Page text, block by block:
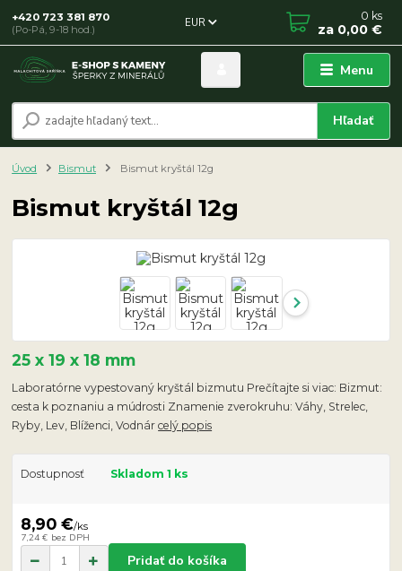
Menu
EUR
Hľadať
+420 723 381 870
(Po-Pá, 9-18 hod.)
0 ks
za 0,00 €
Úvod Bismut Bismut kryštál 12g
Bismut kryštál 12g
25 x 19 x 18 mm
Laboratórne vypestovaný kryštál bizmutu Prečítajte si viac: Bizmut:
cesta k poznaniu a múdrosti Znamenie zverokruhu: Váhy, Strelec,
Ryby, Lev, Blíženci, Vodnárcelý popis
Dostupnosť Skladom 1 ks
8,90 €/ks
7,24 € bez DPH
Pridať do košíka